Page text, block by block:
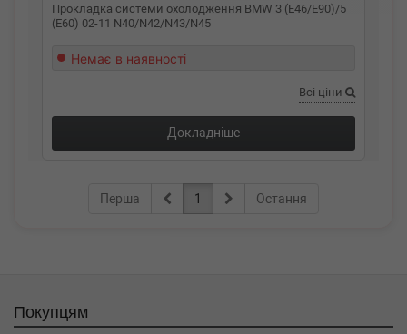
Прокладка системи охолодження BMW 3 (E46/E90)/5
(E60) 02-11 N40/N42/N43/N45
Немає в наявності
Всі ціни
Докладніше
Перша 1 Остання
Покупцям